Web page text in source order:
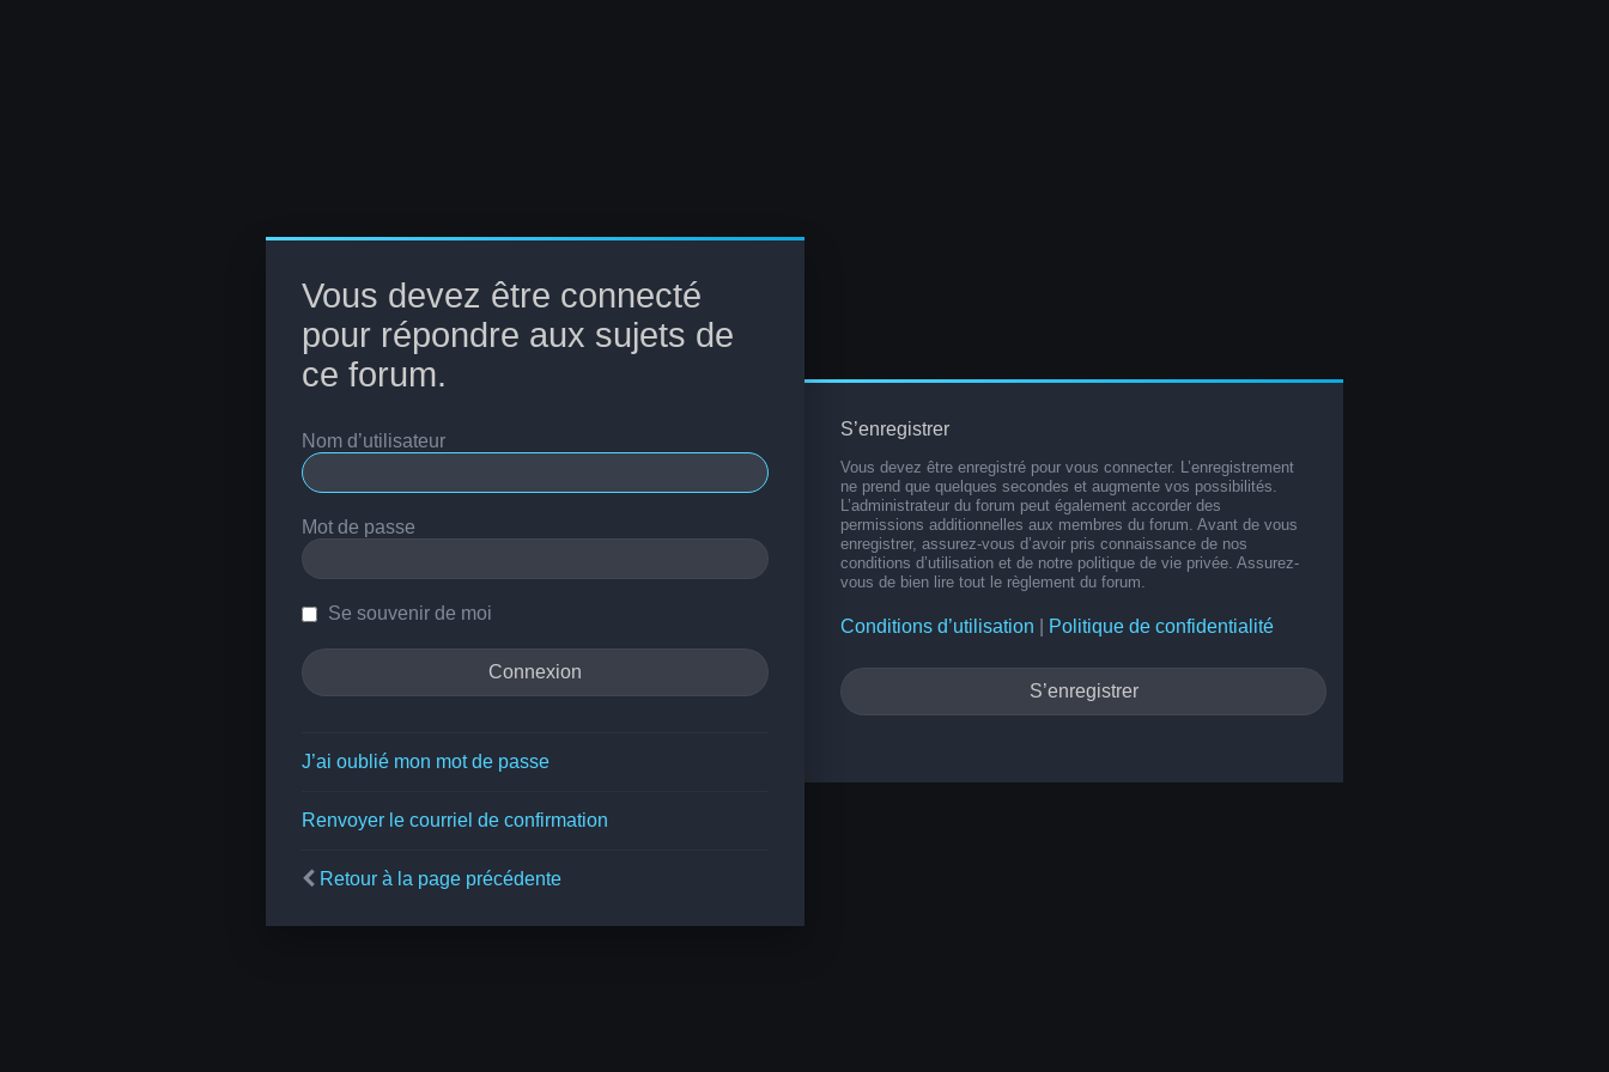
Vous devez être connecté
pour répondre aux sujets de
ce forum.
Nom d’utilisateur
Mot de passe
Se souvenir de moi
J’ai oublié mon mot de passe
Renvoyer le courriel de confirmation
Retour à la page précédente
S’enregistrer
Vous devez être enregistré pour vous connecter. L’enregistrement
ne prend que quelques secondes et augmente vos possibilités.
L’administrateur du forum peut également accorder des
permissions additionnelles aux membres du forum. Avant de vous
enregistrer, assurez-vous d’avoir pris connaissance de nos
conditions d’utilisation et de notre politique de vie privée. Assurez-
vous de bien lire tout le règlement du forum.
Conditions d’utilisation Politique de confidentialité
S’enregistrer